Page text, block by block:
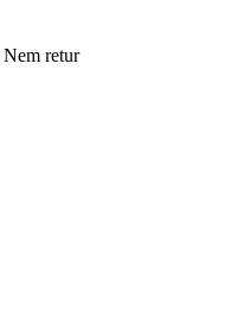
Nem retur